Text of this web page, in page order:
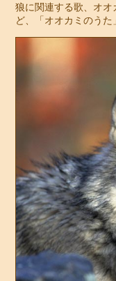
狼に関連する歌、オ
ど、「オオカミのうた